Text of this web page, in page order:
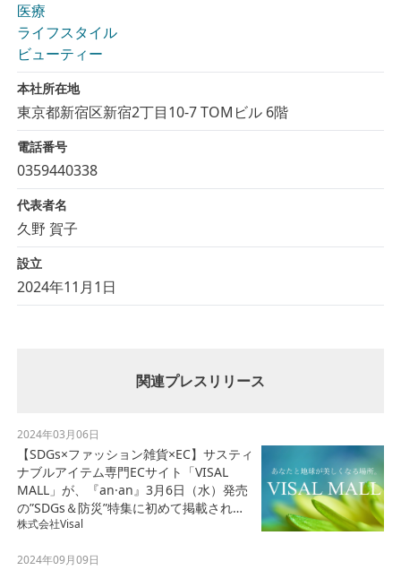
医療
ライフスタイル
ビューティー
本社所在地
東京都新宿区新宿2丁目10-7 TOMビル 6階
電話番号
0359440338
代表者名
久野 賀子
設立
2024年11月1日
関連プレスリリース
2024年03月06日
【SDGs×ファッション雑貨×EC】サスティ
ナブルアイテム専門ECサイト「VISAL
MALL」が、『an·an』3月6日（水）発売
の”SDGs＆防災”特集に初めて掲載されま
した。
株式会社Visal
2024年09月09日